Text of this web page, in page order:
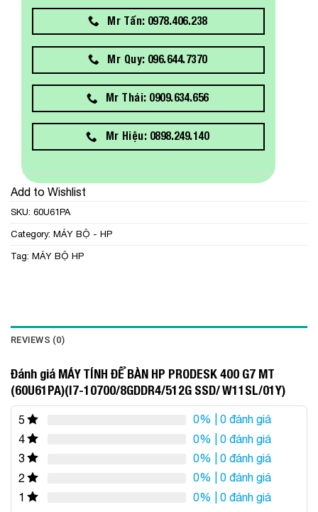
Mr Tấn: 0978.406.238
Mr Quy: 096.644.7370
Mr Thái: 0909.634.656
Mr Hiệu: 0898.249.140
Add to Wishlist
SKU: 60U61PA
Category: MÁY BỘ - HP
Tag: MÁY BỘ HP
REVIEWS (0)
Đánh giá MÁY TÍNH ĐỂ BÀN HP PRODESK 400 G7 MT
(60U61PA)(I7-10700/8GDDR4/512G SSD/ W11SL/01Y)
5 0% | 0 đánh giá
4
0% | 0 đánh giá
3
0% | 0 đánh giá
2
0% | 0 đánh giá
1
0% | 0 đánh giá